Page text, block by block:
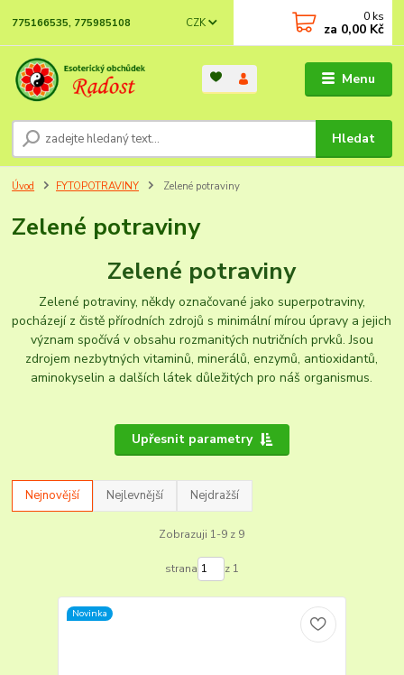
Menu
CZK
Hledat
775166535, 775985108 0 ks
za 0,00 Kč
Úvod FYTOPOTRAVINY Zelené potraviny
Zelené potraviny
Zelené potraviny
Zelené potraviny, někdy označované jako superpotraviny,
pocházejí z čistě přírodních zdrojů s minimální mírou úpravy a jejich
význam spočívá v obsahu rozmanitých nutričních prvků. Jsou
zdrojem nezbytných vitaminů, minerálů, enzymů, antioxidantů,
aminokyselin a dalších látek důležitých pro náš organismus.
Upřesnit parametry
Nejnovější Nejlevnější Nejdražší
Zobrazuji 1-9 z 9
strana z 1
Novinka